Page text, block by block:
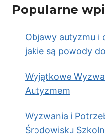
Popularne
Objawy autyzmu i
jakie są powody
Wyjątkowe
Autyzmem
Wyzwania i
Środowisku